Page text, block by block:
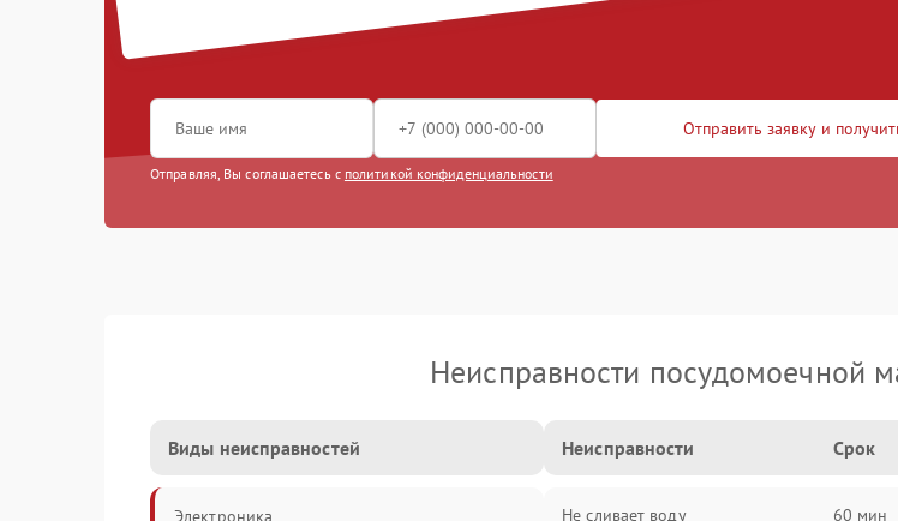
Отправить заявку и
Отправляя, Вы соглашаетесь с политикой конфиденциальности
Неисправности посудомоечной
Виды неисправностей
Электроника
Неисправности Срок
Не сливает воду 60 мин